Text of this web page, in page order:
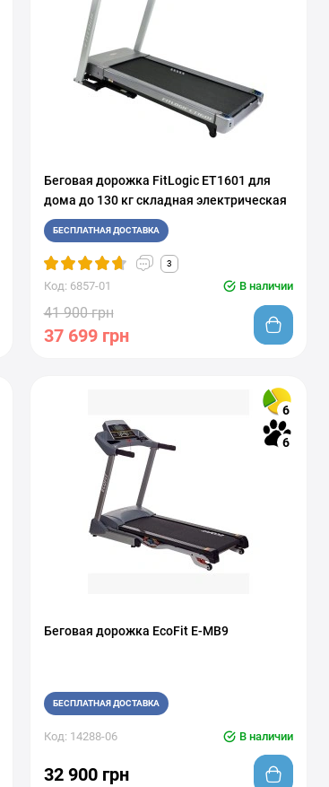
Беговая дорожка FitLogic ET1601 для
дома до 130 кг складная электрическая
БЕСПЛАТНАЯ ДОСТАВКА
3
Код: 6857-01 В наличии
41 900 грн
37 699 грн
6
6
Беговая дорожка EcoFit E-MB9
БЕСПЛАТНАЯ ДОСТАВКА
Код: 14288-06 В наличии
32 900 грн